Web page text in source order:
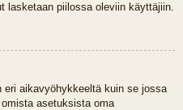
lasketaan piilossa oleviin käyttäjiin.
aikavyöhykkeeltä kuin se jossa
asetuksista oma